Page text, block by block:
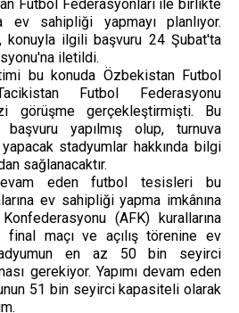
Futbol Federasyonları ile birlikte
ev sahipliği yapmayı planlıyor.
konuyla ilgili başvuru 24 Şubat'ta
iletildi.
bu konuda Özbekistan Futbol
Futbol Federasyonu
görüşme gerçekleştirmişti. Bu
yapılmış olup, turnuva
stadyumlar hakkında bilgi
sağlanacaktır.
eden futbol tesisleri bu
ev sahipliği yapma imkânına
(AFK) kurallarına
final maçı ve açılış törenine ev
en az 50 bin seyirci
gerekiyor. Yapımı devam eden
51 bin seyirci kapasiteli olarak